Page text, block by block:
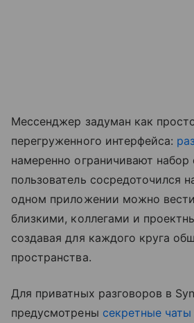
Мессенджер задуман как
перегруженного интерфейса:
намеренно ограничивают
пользователь сосредоточился
одном приложении можно
близкими, коллегами и
создавая для каждого круга
пространства.
Для приватных разговоров в
предусмотрены секретные чаты